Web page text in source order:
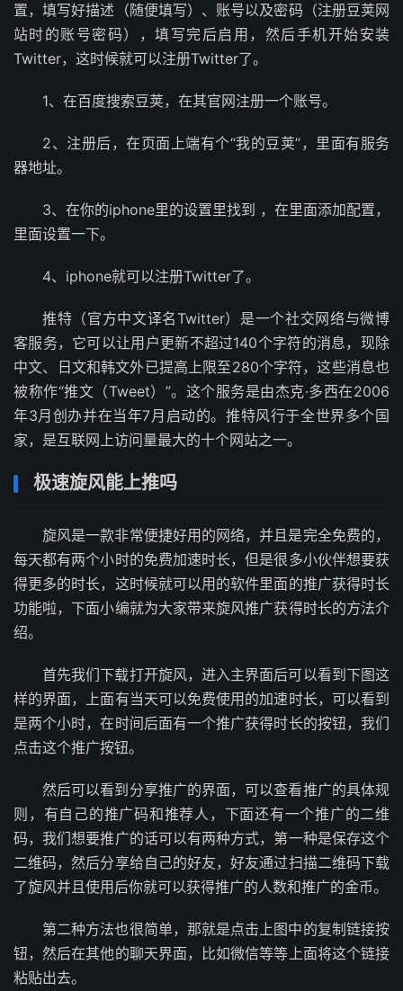
置，填写好描述（随便填写）、账号以及密码（注册豆荚网
站时的账号密码），填写完后启用，然后手机开始安装
Twitter，这时候就可以注册Twitter了。
1、在百度搜索豆荚，在其官网注册一个账号。
2、注册后，在页面上端有个“我的豆荚”，里面有服务
器地址。
3、在你的iphone里的设置里找到 ，在里面添加配置，
里面设置一下。
4、iphone就可以注册Twitter了。
推特（官方中文译名Twitter）是一个社交网络与微博
客服务，它可以让用户更新不超过140个字符的消息，现除
中文、日文和韩文外已提高上限至280个字符，这些消息也
被称作“推文（Tweet）”。这个服务是由杰克·多西在2006
年3月创办并在当年7月启动的。推特风行于全世界多个国
家，是互联网上访问量最大的十个网站之一。
极速旋风能上推吗
旋风是一款非常便捷好用的网络，并且是完全免费的，
每天都有两个小时的免费加速时长，但是很多小伙伴想要获
得更多的时长，这时候就可以用的软件里面的推广获得时长
功能啦，下面小编就为大家带来旋风推广获得时长的方法介
绍。
首先我们下载打开旋风，进入主界面后可以看到下图这
样的界面，上面有当天可以免费使用的加速时长，可以看到
是两个小时，在时间后面有一个推广获得时长的按钮，我们
点击这个推广按钮。
然后可以看到分享推广的界面，可以查看推广的具体规
则，有自己的推广码和推荐人，下面还有一个推广的二维
码，我们想要推广的话可以有两种方式，第一种是保存这个
二维码，然后分享给自己的好友，好友通过扫描二维码下载
了旋风并且使用后你就可以获得推广的人数和推广的金币。
第二种方法也很简单，那就是点击上图中的复制链接按
钮，然后在其他的聊天界面，比如微信等等上面将这个链接
粘贴出去。